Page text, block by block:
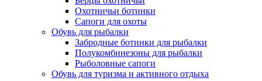
Охотничьи ботинки
Сапоги для охоты
Обувь для рыбалки
Забродные ботинки для рыбалки
Полукомбинезоны для рыбалки
Рыболовные сапоги
Обувь для туризма и активного отдыха